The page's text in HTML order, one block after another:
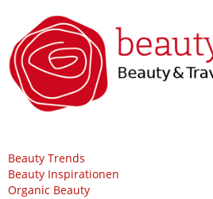
Beauty Trends
Beauty Inspirationen
Organic Beauty